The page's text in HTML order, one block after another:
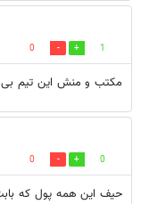
1
0
مکتب و منش این تیم بی
0
0
حیف این همه پول که